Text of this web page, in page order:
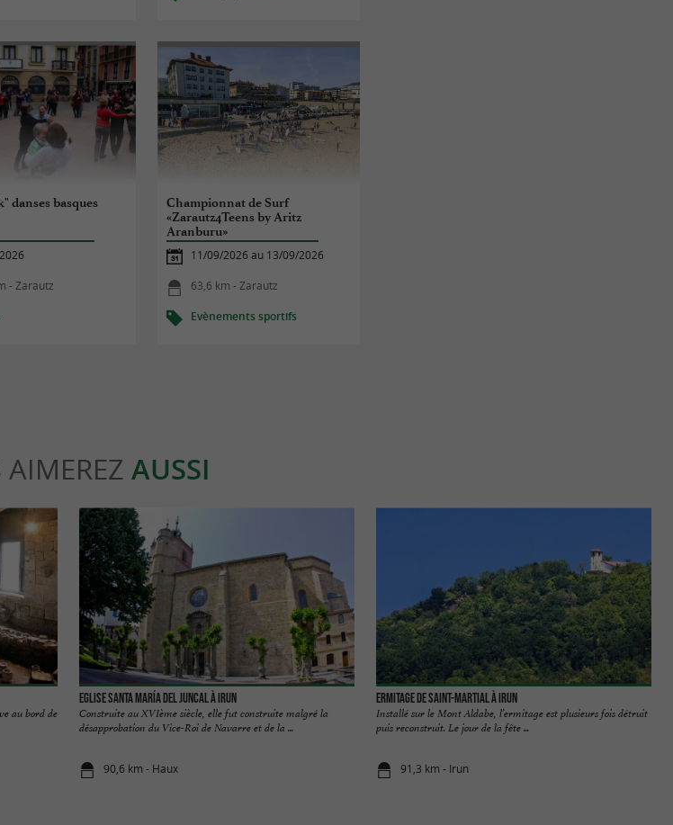
danses basques
- Zarautz
Championnat de Surf
«Zarautz4Teens by Aritz
Aranburu»
11/09/2026 au 13/09/2026
63,6 km - Zarautz
Evènements sportifs
AUSSI
au bord de
Eglise Santa María del Juncal à Irun
Construite au XVIème siècle, elle fut construite malgré la
désapprobation du Vice-Roi de Navarre et de la ...
90,6 km - Haux
Ermitage de Saint-Martial à Irun
Installé sur le Mont Aldabe, l’ermitage est plusieurs fois détruit
puis reconstruit. Le jour de la fête ...
91,3 km - Irun